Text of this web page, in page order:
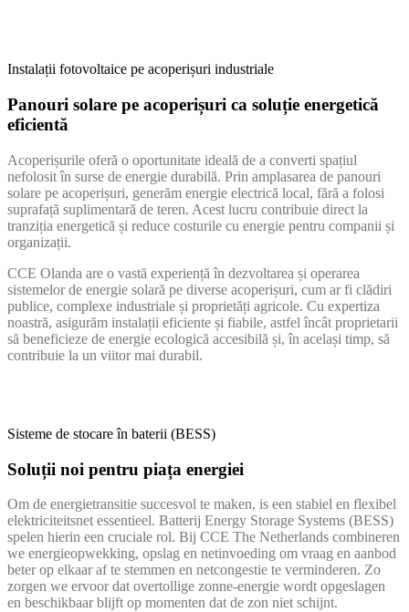
Instalații fotovoltaice pe acoperișuri industriale
Panouri solare pe acoperișuri ca soluție energetică
eficientă
Acoperișurile oferă o oportunitate ideală de a converti spațiul
nefolosit în surse de energie durabilă. Prin amplasarea de panouri
solare pe acoperișuri, generăm energie electrică local, fără a folosi
suprafață suplimentară de teren. Acest lucru contribuie direct la
tranziția energetică și reduce costurile cu energie pentru companii și
organizații.
CCE Olanda are o vastă experiență în dezvoltarea și operarea
sistemelor de energie solară pe diverse acoperișuri, cum ar fi clădiri
publice, complexe industriale și proprietăți agricole. Cu expertiza
noastră, asigurăm instalații eficiente și fiabile, astfel încât proprietarii
să beneficieze de energie ecologică accesibilă și, în același timp, să
contribuie la un viitor mai durabil.
Sisteme de stocare în baterii (BESS)
Soluții noi pentru piața energiei
Om de energietransitie succesvol te maken, is een stabiel en flexibel
elektriciteitsnet essentieel. Batterij Energy Storage Systems (BESS)
spelen hierin een cruciale rol. Bij CCE The Netherlands combineren
we energieopwekking, opslag en netinvoeding om vraag en aanbod
beter op elkaar af te stemmen en netcongestie te verminderen. Zo
zorgen we ervoor dat overtollige zonne-energie wordt opgeslagen
en beschikbaar blijft op momenten dat de zon niet schijnt.